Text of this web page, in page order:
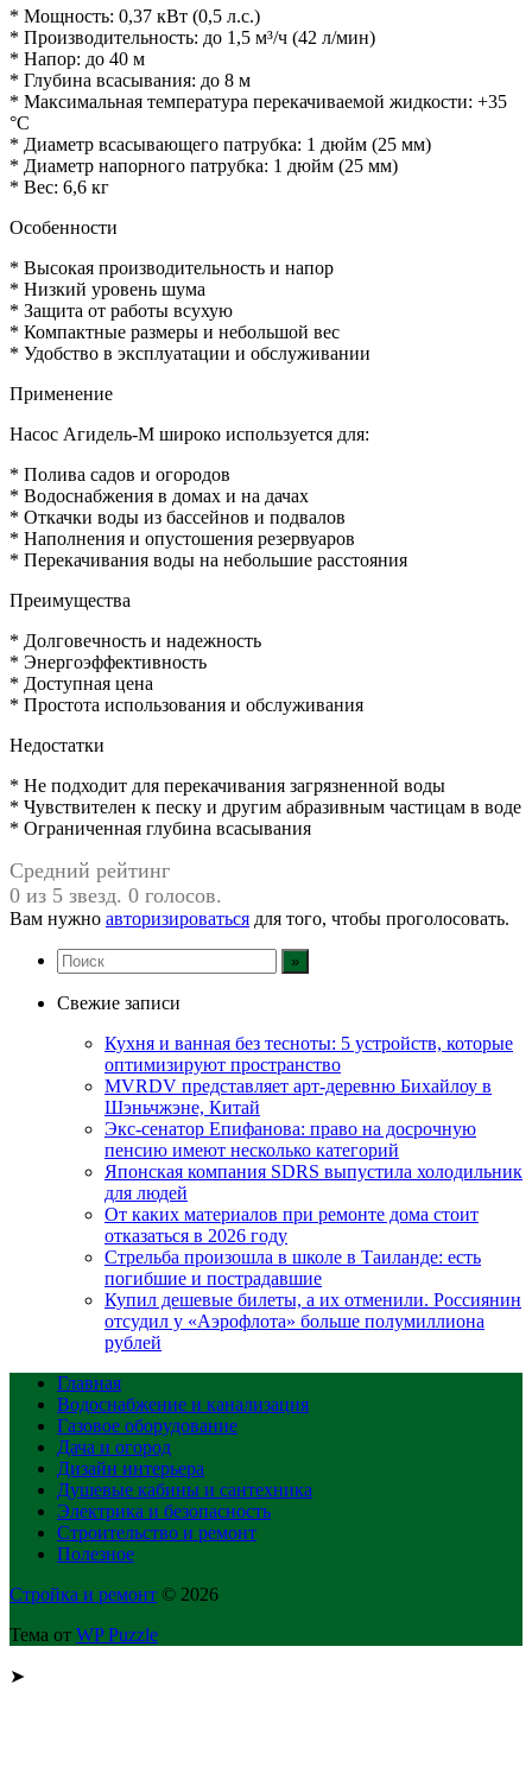
* Мощность: 0,37 кВт (0,5 л.с.)
* Производительность: до 1,5 м³/ч (42 л/мин)
* Напор: до 40 м
* Глубина всасывания: до 8 м
* Максимальная температура перекачиваемой жидкости: +35
°C
* Диаметр всасывающего патрубка: 1 дюйм (25 мм)
* Диаметр напорного патрубка: 1 дюйм (25 мм)
* Вес: 6,6 кг
Особенности
* Высокая производительность и напор
* Низкий уровень шума
* Защита от работы всухую
* Компактные размеры и небольшой вес
* Удобство в эксплуатации и обслуживании
Применение
Насос Агидель-М широко используется для:
* Полива садов и огородов
* Водоснабжения в домах и на дачах
* Откачки воды из бассейнов и подвалов
* Наполнения и опустошения резервуаров
* Перекачивания воды на небольшие расстояния
Преимущества
* Долговечность и надежность
* Энергоэффективность
* Доступная цена
* Простота использования и обслуживания
Недостатки
* Не подходит для перекачивания загрязненной воды
* Чувствителен к песку и другим абразивным частицам в воде
* Ограниченная глубина всасывания
Средний рейтинг
0 из 5 звезд. 0 голосов.
Вам нужно авторизироваться для того, чтобы проголосовать.
Свежие записи
Кухня и ванная без тесноты: 5 устройств, которые
оптимизируют пространство
MVRDV представляет арт-деревню Бихайлоу в
Шэньчжэне, Китай
Экс-сенатор Епифанова: право на досрочную
пенсию имеют несколько категорий
Японская компания SDRS выпустила холодильник
для людей
От каких материалов при ремонте дома стоит
отказаться в 2026 году
Стрельба произошла в школе в Таиланде: есть
погибшие и пострадавшие
Купил дешевые билеты, а их отменили. Россиянин
отсудил у «Аэрофлота» больше полумиллиона
рублей
Главная
Водоснабжение и канализация
Газовое оборудование
Дача и огород
Дизайн интерьера
Душевые кабины и сантехника
Электрика и безопасность
Строительство и ремонт
Полезное
Стройка и ремонт © 2026
Тема от WP Puzzle
➤